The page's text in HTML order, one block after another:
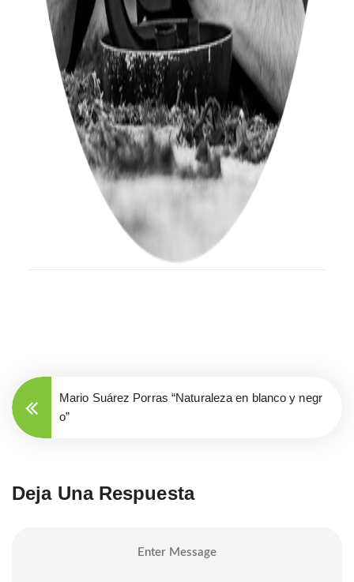
Mario Suárez Porras “Naturaleza en blanco y negr
o”
Deja Una Respuesta